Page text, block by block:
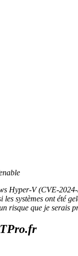
V (CVE-
systèmes ont été
risque que je serais